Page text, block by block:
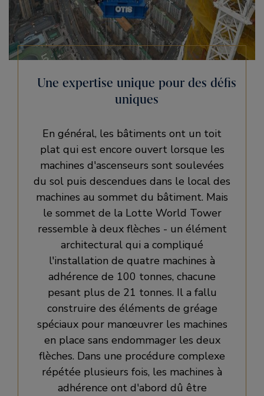
Une expertise unique pour des défis
uniques
En général, les bâtiments ont un toit
plat qui est encore ouvert lorsque les
machines d'ascenseurs sont soulevées
du sol puis descendues dans le local des
machines au sommet du bâtiment. Mais
le sommet de la Lotte World Tower
ressemble à deux flèches - un élément
architectural qui a compliqué
l'installation de quatre machines à
adhérence de 100 tonnes, chacune
pesant plus de 21 tonnes. Il a fallu
construire des éléments de gréage
spéciaux pour manœuvrer les machines
en place sans endommager les deux
flèches. Dans une procédure complexe
répétée plusieurs fois, les machines à
adhérence ont d'abord dû être